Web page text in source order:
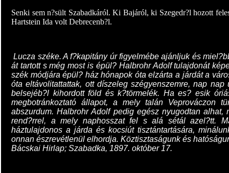
Senki sem n?sült Szabadkáról. Ki Bajáról, ki Szegedr?l hozott
Hartstein Ida volt Debrecenb?l.
Lucza széke. A f?kapitány úr figyelmébe ajánljuk és
át tartott s még most is épül? Halbrohr Adolf tulajdonát
szék módjára épül? ház hónapok óta elzárta a járdát a
óta eltávolitattattak, ott díszeleg szégyenszemre, nap
belsejéb?l kihordott föld és k?törmelék. Ha es? esik
megbotránkoztató állapot, a mely talán Veprováczon
abszurdum. Halbrohr Adolf pedig egész nyugodtan
rend?rrel, a mely naphosszat fel s alá sétál azel?tt.
háztulajdonos a járda és kocsiút tisztántartására,
onnan észrevétlenül elhordja. Köztisztaságunk és
Bácskai Hirlap; Szabadka, 1897. október 17.